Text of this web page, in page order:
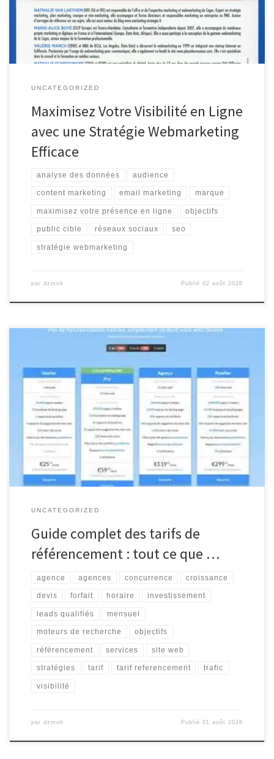
En mettant en place une stratégie webmarketing efficace, vous
pouvez non seulement accroître votre visibilité en ligne, […]
UNCATEGORIZED
Maximisez Votre Visibilité en Ligne
avec une Stratégie Webmarketing
Efficace
analyse des données audience
content marketing email marketing marque
maximisez votre présence en ligne objectifs
public cible réseaux sociaux seo
stratégie webmarketing
par dzmob Publié02 août 2026
Tarif Référencement : Tout ce que vous devez savoir Tarif
Référencement : Tout ce que vous devez savoir Le référencement
est un élément crucial pour toute entreprise cherchant à se
démarquer en ligne. Mais combien cela coûte-t-il vraiment ? Les
tarifs de référencement varient en fonction de plusieurs facteurs,
tels […]
UNCATEGORIZED
Guide complet des tarifs de
référencement : tout ce que …
agence agences concurrence croissance
devis forfait horaire investissement
leads qualifiés mensuel
moteurs de recherche objectifs
référencement services site web
stratégies tarif tarif referencement trafic
visibilité
par dzmob Publié01 août 2026